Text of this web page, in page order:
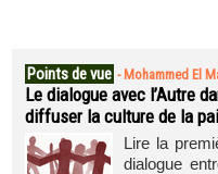
Points de vue - Mohammed El
Le dialogue avec l’Autre
diffuser la culture de la
Lire la
dialogue